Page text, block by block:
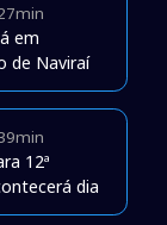
em
de Naviraí
12ª
dia